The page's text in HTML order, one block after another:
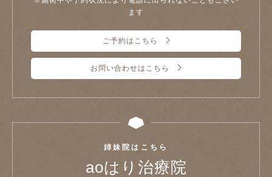
ます
ご予約はこちら
お問い合わせはこちら
姉妹院はこちら
aoはり治療院